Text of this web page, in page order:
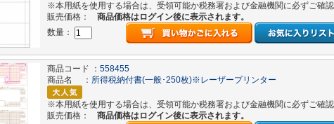
※本用紙を使用する場合は、受領可能か税務署および金融機関に必ずご確
販売価格：
商品価格はログイン後に表示されます。
数量：
商品コード ： 558455
商品名 ： 所得税納付書(一般･250枚)※レーザープリンター
※本用紙を使用する場合は、受領可能か税務署および金融機関に必ずご確
販売価格：
商品価格はログイン後に表示されます。